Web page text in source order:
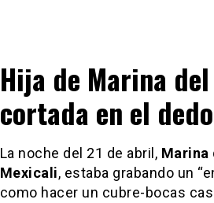
Hija de Marina
cortada en el
La noche del 21 de abril, Marina
Mexicali, estaba grabando un
como hacer un cubre-bocas